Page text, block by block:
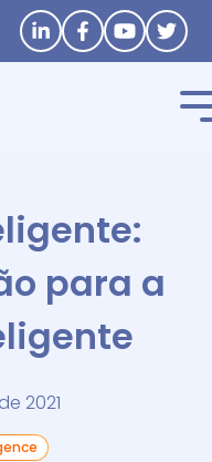
Stay in touch
para a
2021